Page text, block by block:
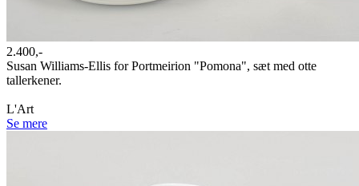
2.400,-
Susan Williams-Ellis for Portmeirion "Pomona", sæt med otte
tallerkener.
L'Art
Se mere